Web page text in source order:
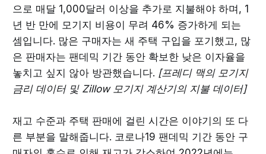
으로 매달 1,000달러 이상을 추가로 지불해야 하며, 1
년 반 만에 모기지 비용이 무려 46% 증가하게 되는
셈입니다. 많은 구매자는 새 주택 구입을 포기했고, 많
은 판매자는 팬데믹 기간 동안 확보한 낮은 이자율을
놓치고 싶지 않아 방관했습니다. [프레디 맥의 모기지
금리 데이터 및 Zillow 모기지 계산기의 지불 데이터]
재고 수준과 주택 판매에 걸린 시간은 이야기의 또 다
른 부분을 말해줍니다. 코로나19 팬데믹 기간 동안 구